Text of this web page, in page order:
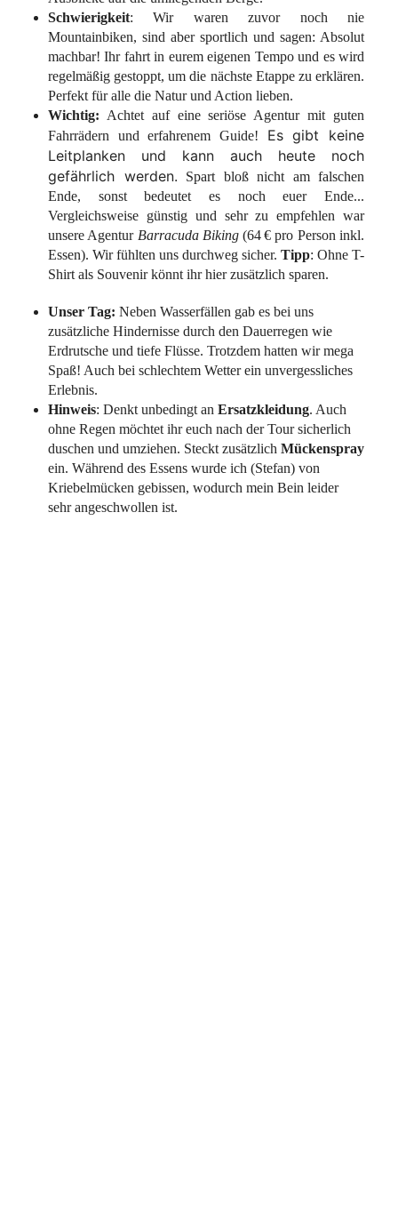
Schwierigkeit: Wir waren zuvor noch nie
Mountainbiken, sind aber sportlich und sagen: Absolut
machbar! Ihr fahrt in eurem eigenen Tempo und es wird
regelmäßig gestoppt, um die nächste Etappe zu erklären.
Perfekt für alle die Natur und Action lieben.
Wichtig: Achtet auf eine seriöse Agentur mit guten
Fahrrädern und erfahrenem Guide! Es gibt keine
Leitplanken und kann auch heute noch
gefährlich werden. Spart bloß nicht am falschen
Ende, sonst bedeutet es noch euer Ende...
Vergleichsweise günstig und sehr zu empfehlen war
unsere Agentur Barracuda Biking(64 € pro Person inkl.
Essen). Wir fühlten uns durchweg sicher. Tipp: Ohne T-
Shirt als Souvenir könnt ihr hier zusätzlich sparen.
Unser Tag: Neben Wasserfällen gab es bei uns
zusätzliche Hindernisse durch den Dauerregen wie
Erdrutsche und tiefe Flüsse. Trotzdem hatten wir mega
Spaß! Auch bei schlechtem Wetter ein unvergessliches
Erlebnis.
Hinweis: Denkt unbedingt an Ersatzkleidung. Auch
ohne Regen möchtet ihr euch nach der Tour sicherlich
duschen und umziehen. Steckt zusätzlich Mückenspray
ein. Während des Essens wurde ich (Stefan) von
Kriebelmücken gebissen, wodurch mein Bein leider
sehr angeschwollen ist.